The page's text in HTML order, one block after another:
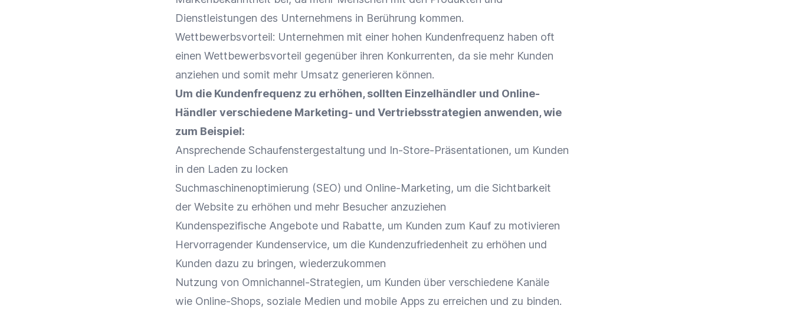
Dienstleistungen des Unternehmens in Berührung kommen.
Wettbewerbsvorteil: Unternehmen mit einer hohen Kundenfrequenz haben oft
einen Wettbewerbsvorteil gegenüber ihren Konkurrenten, da sie mehr Kunden
anziehen und somit mehr Umsatz generieren können.
Um die Kundenfrequenz zu erhöhen, sollten Einzelhändler und Online-
Händler verschiedene Marketing- und Vertriebsstrategien anwenden, wie
zum Beispiel:
Ansprechende Schaufenstergestaltung und In-Store-Präsentationen, um Kunden
in den Laden zu locken
Suchmaschinenoptimierung (SEO) und Online-Marketing, um die Sichtbarkeit
der Website zu erhöhen und mehr Besucher anzuziehen
Kundenspezifische Angebote und Rabatte, um Kunden zum Kauf zu motivieren
Hervorragender Kundenservice, um die Kundenzufriedenheit zu erhöhen und
Kunden dazu zu bringen, wiederzukommen
Nutzung von Omnichannel-Strategien, um Kunden über verschiedene Kanäle
wie Online-Shops, soziale Medien und mobile Apps zu erreichen und zu binden.